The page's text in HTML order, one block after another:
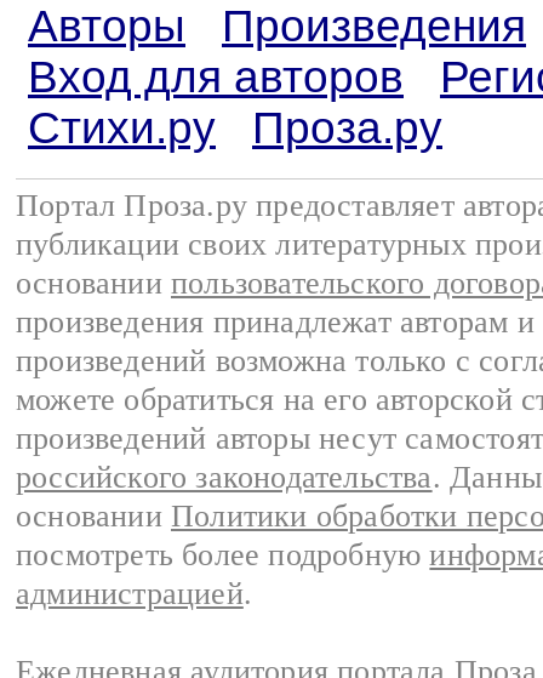
Авторы
Произведения
Вход для авторов
Стихи.ру
Проза.ру
Портал Проза.ру предоставляет
публикации своих литературных
основании пользовательского
произведения принадлежат авторам
произведений возможна только с
можете обратиться на его авторской
произведений авторы несут
российского законодательства.
основании Политики обработки
посмотреть более подробную
администрацией.
Ежедневная аудитория портала